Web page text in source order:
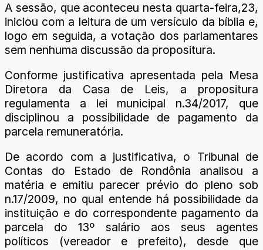
A sessão, que aconteceu nesta quarta-feira,23,
iniciou com a leitura de um versículo da bíblia e,
logo em seguida, a votação dos parlamentares
sem nenhuma discussão da propositura.
Conforme justificativa apresentada pela Mesa
Diretora da Casa de Leis, a propositura
regulamenta a lei municipal n.34/2017, que
disciplinou a possibilidade de pagamento da
parcela remuneratória.
De acordo com a justificativa, o Tribunal de
Contas do Estado de Rondônia analisou a
matéria e emitiu parecer prévio do pleno sob
n.17/2009, no qual entende há possibilidade da
instituição e do correspondente pagamento da
parcela do 13º salário aos seus agentes
políticos (vereador e prefeito), desde que